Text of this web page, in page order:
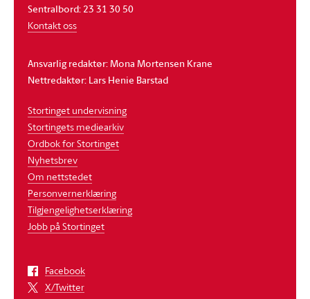
Sentralbord: 23 31 30 50
Kontakt oss
Ansvarlig redaktør: Mona Mortensen Krane
Nettredaktør: Lars Henie Barstad
Stortinget undervisning
Stortingets mediearkiv
Ordbok for Stortinget
Nyhetsbrev
Om nettstedet
Personvernerklæring
Tilgjengelighetserklæring
Jobb på Stortinget
Facebook
X/Twitter